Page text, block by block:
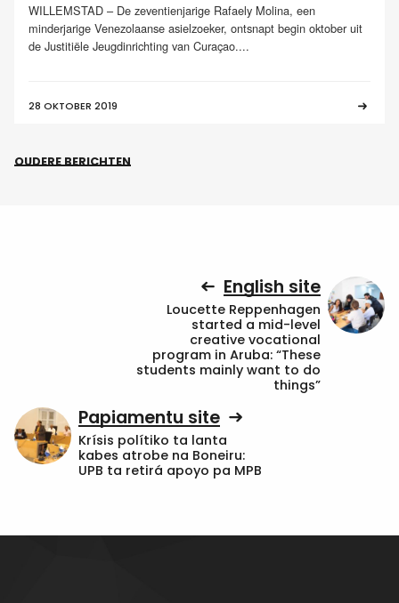
WILLEMSTAD – De zeventienjarige Rafaely Molina, een
minderjarige Venezolaanse asielzoeker, ontsnapt begin oktober uit
de Justitiële Jeugdinrichting van Curaçao....
28 OKTOBER 2019
OUDERE BERICHTEN
English site
Loucette Reppenhagen
started a mid-level
creative vocational
program in Aruba: “These
students mainly want to do
things”
Papiamentu site
Krísis polítiko ta lanta
kabes atrobe na Boneiru:
UPB ta retirá apoyo pa MPB